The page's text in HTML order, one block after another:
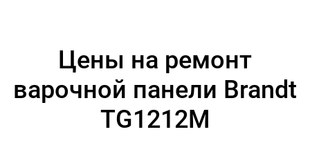
Цены на ремонт
варочной панели Brandt
TG1212M